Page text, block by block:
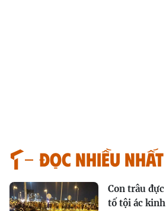
Đọc nhiều nhất
Con trâu
tố tội ác